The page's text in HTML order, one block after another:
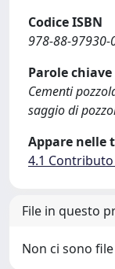
Codice ISBN
978-88-97930-
Parole chiave
Cementi
saggio di
Appare nelle
4.1
File in questo
Non ci sono